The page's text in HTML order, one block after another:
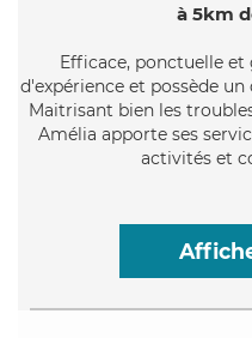
à 5km
Efficace, ponctuelle et
d'expérience et possède
Maitrisant bien les
Amélia apporte ses
activités et